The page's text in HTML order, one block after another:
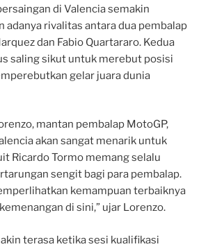
di Valencia semakin
adanya rivalitas antara dua pembalap
dan Fabio Quartararo. Kedua
saling sikut untuk merebut posisi
gelar juara dunia
mantan pembalap MotoGP,
akan sangat menarik untuk
Ricardo Tormo memang selalu
sengit bagi para pembalap.
kemampuan terbaiknya
di sini,” ujar Lorenzo.
terasa ketika sesi kualifikasi